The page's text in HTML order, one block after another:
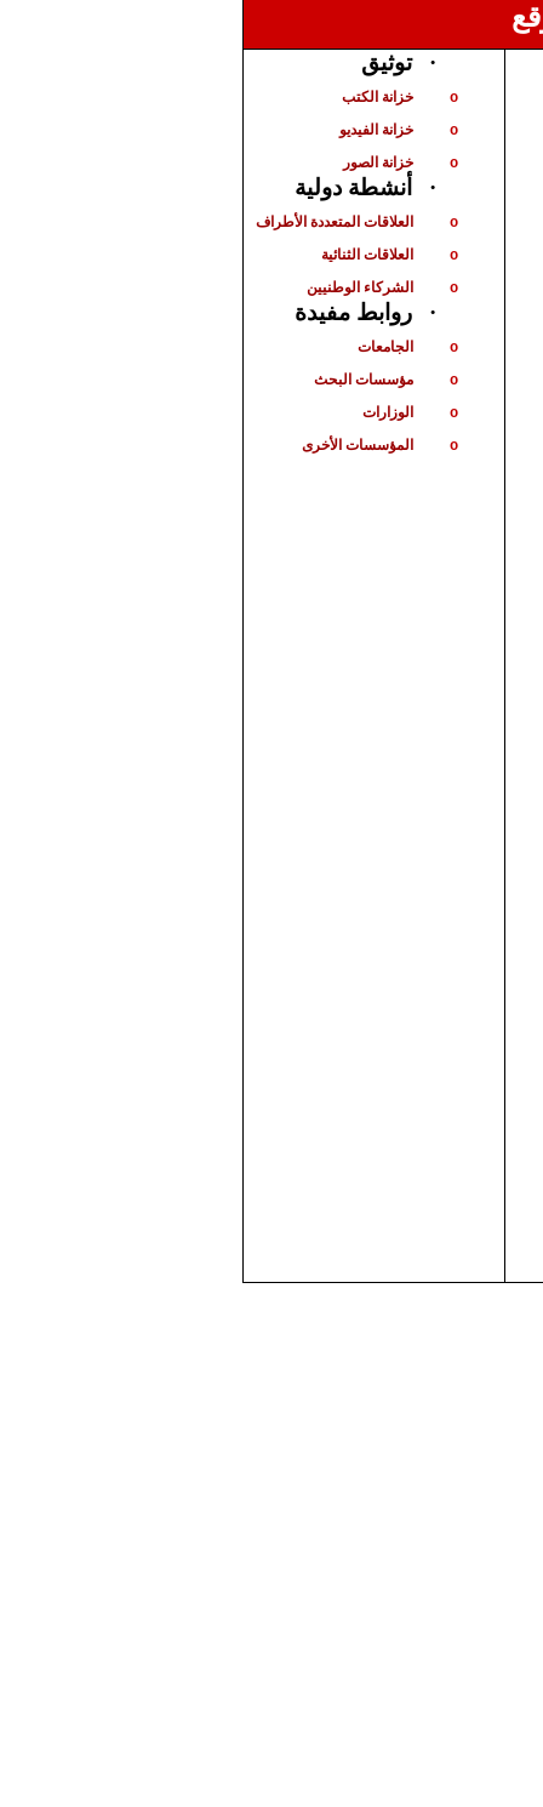
· توثيق
o خزانة الكتب
o خزانة الفيديو
o خزانة الصور
· أنشطة دولية
o العلاقات المتعددة الأطراف
o العلاقات الثنائية
o الشركاء الوطنيين
· روابط مفيدة
o الجامعات
o مؤسسات البحث
o الوزارات
o المؤسسات الأخرى